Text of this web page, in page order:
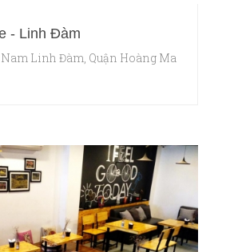
- Linh Đàm
Linh Đàm, Quận Hoàng Mai, Hà Nội